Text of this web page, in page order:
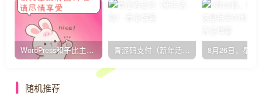
WordPress和子比主题模板&网站美化方法教程-已更新到:23-01-8 青涩码支付（新年活动）
随机推荐